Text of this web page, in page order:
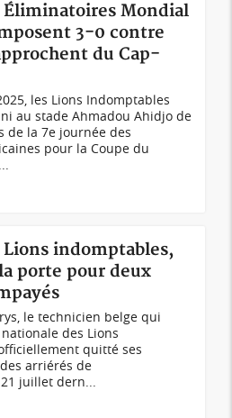
Éliminatoires Mondial
3-0 contre
du Cap-
les Lions Indomptables
au stade Ahmadou Ahidjo de
de la 7e journée des
pour la Coupe du
indomptables,
porte pour deux
le technicien belge qui
des Lions
quitté ses
arriérés de
juillet dern...